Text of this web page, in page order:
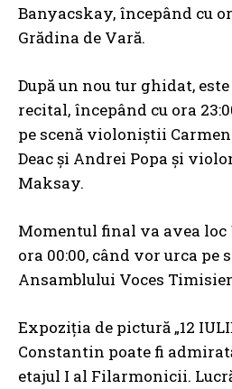
Banyacskay, începând cu
Grădina de Vară.
După un nou tur ghidat,
recital, începând cu ora
pe scenă violoniștii
Deac și Andrei Popa și
Maksay.
Momentul final va avea loc
ora 00:00, când vor urca
Ansamblului Voces
Expoziția de pictură „12
Constantin poate fi
etajul I al Filarmonicii.